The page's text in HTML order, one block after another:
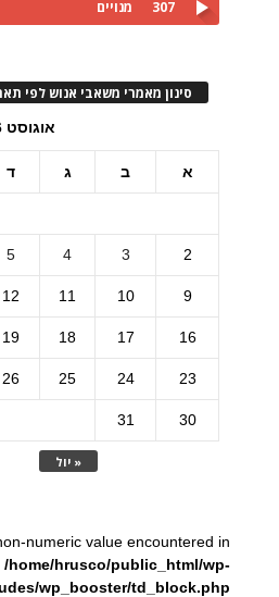
307 מנויים
סינון מאמרי משאבי אנוש לפי
אוגוסט 2026
א ב ג ד
« יול
2
3
4
5
9
10
11
12
16
17
18
19
23
24
25
26
30
31
numeric value encountered in
/home/hrusco/public_html/wp-
wp_booster/td_block.php